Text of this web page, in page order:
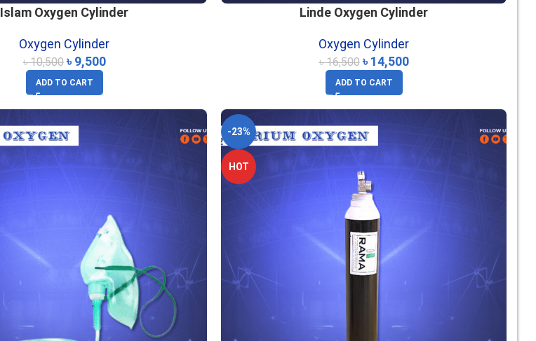
Islam Oxygen Cylinder
Oxygen Cylinder
৳10,500 ৳ 9,500
ADD TO CART
Linde Oxygen Cylinder
Oxygen Cylinder
৳16,500 ৳ 14,500
ADD TO CART
-23%
HOT